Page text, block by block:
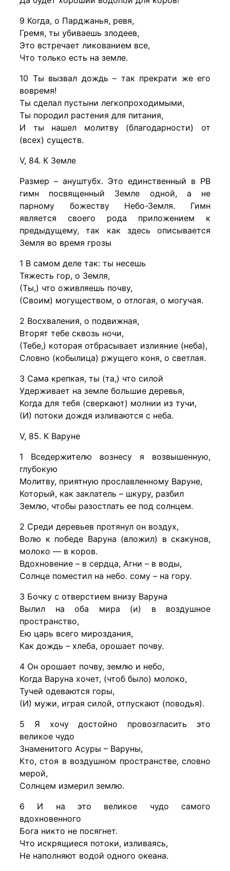
9 Когда, о Парджанья, ревя,
Гремя, ты убиваешь злодеев,
Это встречает ликованием все,
Что только есть на земле.
10 Ты вызвал дождь – так прекрати же его
вовремя!
Ты сделал пустыни легкопроходимыми,
Ты породил растения для питания,
И ты нашел молитву (благодарности) от
(всех) существ.
V, 84. К Земле
Размер – ануштубх. Это единственный в РВ
гимн посвященный Земле одной, а не
парному божеству Небо-Земля. Гимн
является своего рода приложением к
предыдущему, так как здесь описывается
Земля во время грозы
1 В самом деле так: ты несешь
Тяжесть гор, о Земля,
(Ты,) что оживляешь почву,
(Своим) могуществом, о отлогая, о могучая.
2 Восхваления, о подвижная,
Вторят тебе сквозь ночи,
(Тебе,) которая отбрасывает излияние (неба),
Словно (кобылица) ржущего коня, о светлая.
3 Сама крепкая, ты (та,) что силой
Удерживает на земле большие деревья,
Когда для тебя (сверкают) молнии из тучи,
(И) потоки дождя изливаются с неба.
V, 85. К Варуне
1 Вседержителю вознесу я возвышенную,
глубокую
Молитву, приятную прославленному Варуне,
Который, как заклатель – шкуру, разбил
Землю, чтобы разостлать ее под солнцем.
2 Среди деревьев протянул он воздух,
Волю к победе Варуна (вложил) в скакунов,
молоко — в коров.
Вдохновение – в сердца, Агни – в воды,
Солнце поместил на небо. сому – на гору.
3 Бочку с отверстием внизу Варуна
Вылил на оба мира (и) в воздушное
пространство,
Ею царь всего мироздания,
Как дождь – хлеба, орошает почву.
4 Он орошает почву, землю и небо,
Когда Варуна хочет, (чтоб было) молоко,
Тучей одеваются горы,
(И) мужи, играя силой, отпускают (поводья).
5 Я хочу достойно провозгласить это
великое чудо
Знаменитого Асуры – Варуны,
Кто, стоя в воздушном пространстве, словно
мерой,
Солнцем измерил землю.
6 И на это великое чудо самого
вдохновенного
Бога никто не посягнет.
Что искрящиеся потоки, изливаясь,
Не наполняют водой одного океана.